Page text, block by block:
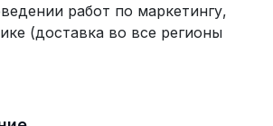
работ по маркетингу,
(доставка во все регионы